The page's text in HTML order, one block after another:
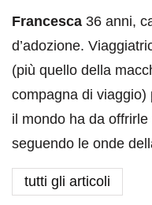
Francesca 36 anni,
d’adozione.
(più quello della
compagna di
il mondo ha da
seguendo le onde
tutti gli articoli